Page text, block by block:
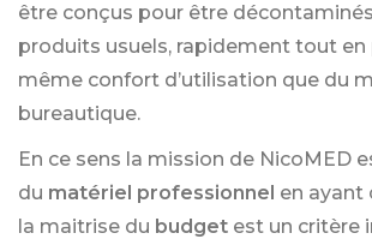
être conçus pour être
produits usuels, rapidement tout
même confort d’utilisation que du
bureautique.
En ce sens la mission de NicoMED
du matériel professionnel en ayant
la maitrise du budget est un critère